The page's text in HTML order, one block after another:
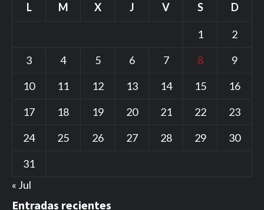
L M X J V S D
1
2
3
4 5 6 7 8
9
10
11 12 13 14 15
16
17
18 19 20 21 22
23
24
25 26 27 28 29
30
31
« Jul
Entradas recientes